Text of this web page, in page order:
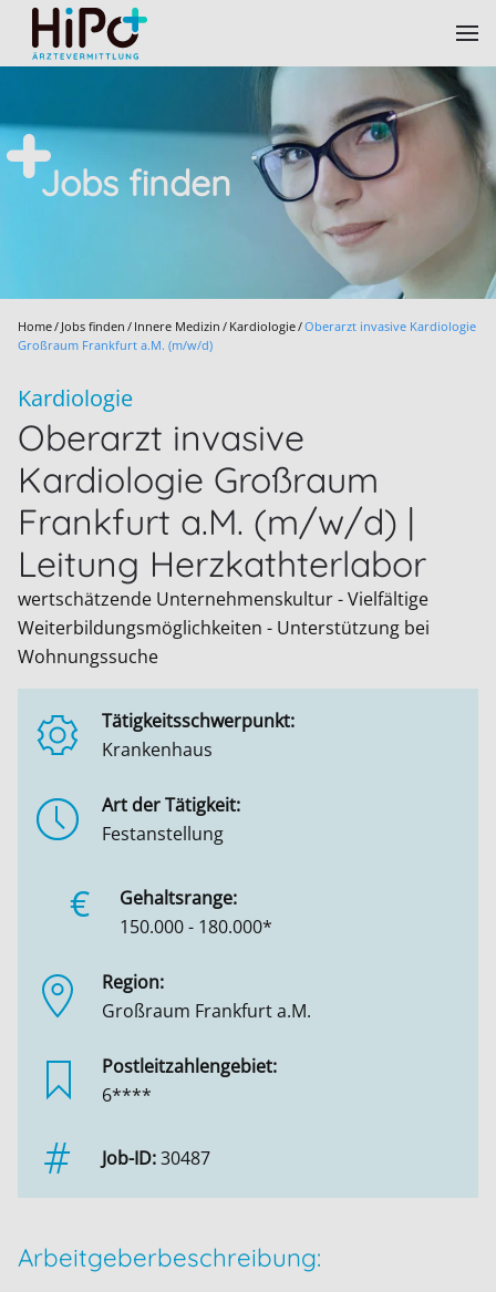
Skip to main content
Jobs finden
Home Jobs finden Innere Medizin Kardiologie Oberarzt invasive Kardiologie
Großraum Frankfurt a.M. (m/w/d)
Kardiologie
Oberarzt invasive
Kardiologie Großraum
Frankfurt a.M. (m/w/d) |
Leitung Herzkathterlabor
wertschätzende Unternehmenskultur - Vielfältige
Weiterbildungsmöglichkeiten - Unterstützung bei
Wohnungssuche
Tätigkeitsschwerpunkt:
Krankenhaus
Art der Tätigkeit:
Festanstellung
€
Gehaltsrange:
150.000 - 180.000*
Region:
Großraum Frankfurt a.M.
Postleitzahlengebiet:
6****
Job-ID:30487
Arbeitgeberbeschreibung: